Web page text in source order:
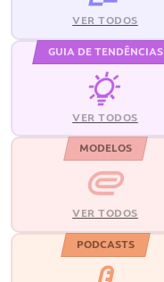
VER TODOS
GUIA DE TENDÊNCIAS
VER TODOS
MODELOS
VER TODOS
PODCASTS